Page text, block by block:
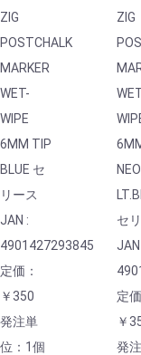
ZIG
POSTCHALK
MARKER
WET-
WIPE
6MM TIP
BLUE セ
リース
JAN :
4901427293845
定価：
￥350
発注単
位：1個
ZIG
セ
JAN
定価
￥
発